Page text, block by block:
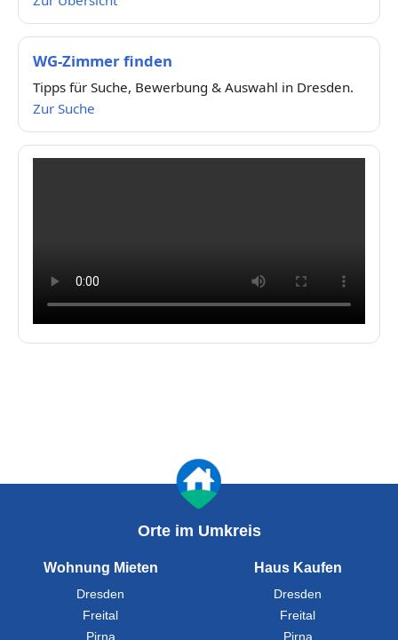
WG-Zimmer finden
Tipps für Suche, Bewerbung & Auswahl in Dresden.
Zur Suche
Orte im Umkreis
Wohnung Mieten
Dresden
Freital
Pirna
Haus Kaufen
Dresden
Freital
Pirna